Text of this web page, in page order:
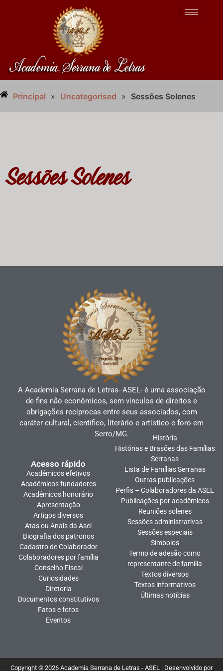
Principal » Uncategorised » Sessões Solenes
Sessões Solenes
A Academia Serrana de Letras- ASEL- é uma associação
de fins não econômicos, sem vínculos de direitos e
obrigações recíprocas entre seus associados, com
caráter cultural, científico, literário e artístico e foro em
Serro/MG.
Acesso rápido
Acadêmicos efetivos
Acadêmicos fundadores
Acadêmicos honorário
Apresentação
Artigos diversos
Atas ou Anais da Asel
Biografia dos patronos
Cadastro de Colaborador
Colaboradores por família
Conselho Fiscal
Curiosidades
Diretoria
Documentos constitutivos
Fatos e fotos
Eventos
História
Histórias e Brasões das Famílias
Serranas
Lista de Famílias Serranas
Outras publicações
Perfis – Colaboradores da ASEL
Publicações por acadêmicos
Reuniões solenes
Sessões administrativas
Sessões especiais
Símbolos
Termo de adesão como
representante de família
Textos diversos
Textos informativos
Últimas notícias
Copyright © 2026 Academia Serrana de Letras - ASEL | Desenvolvido por